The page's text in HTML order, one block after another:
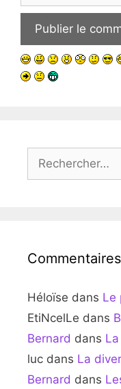
Rechercher :
Héloïse dans Le
EtiNcelLe dans
Bernard dans
luc dans La
Bernard dans